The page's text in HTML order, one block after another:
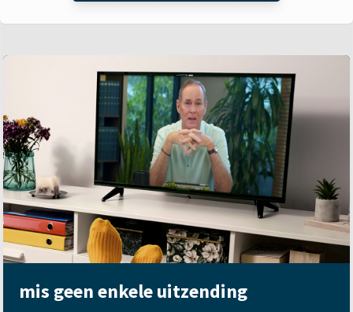
mis geen enkele uitzending